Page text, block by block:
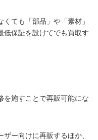
ても「部品」や「素材」
低保証を設けてでも買取す
を施すことで再販可能にな
ー向けに再販するほか、